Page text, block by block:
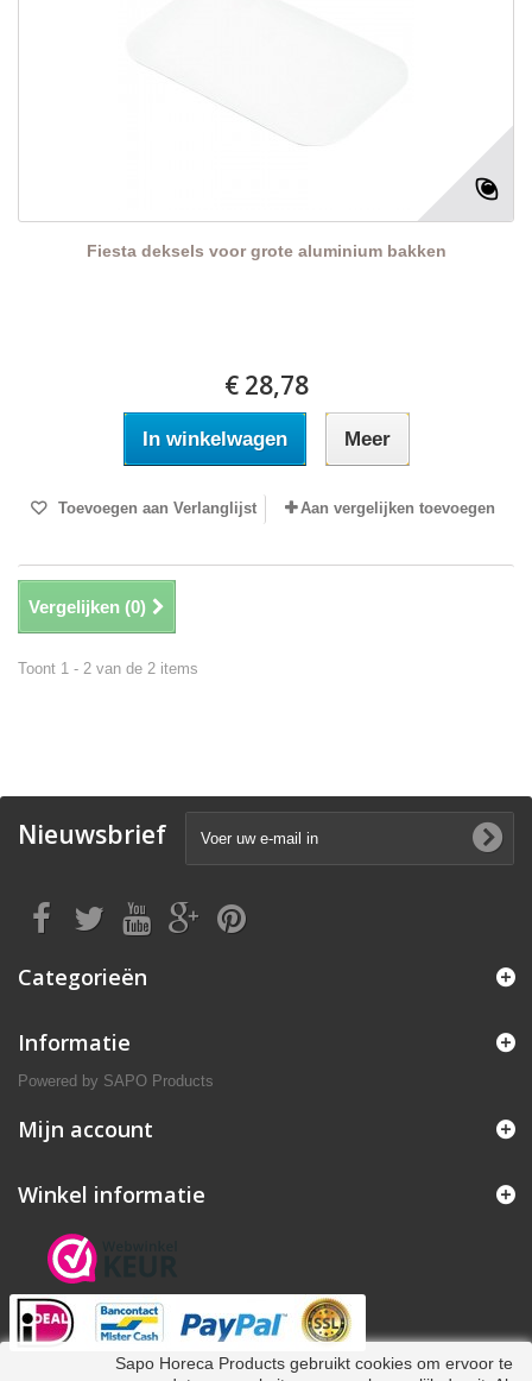
Fiesta deksels voor grote aluminium bakken
€ 28,78
In winkelwagen Meer
Toevoegen aan Verlanglijst Aan vergelijken toevoegen
Vergelijken (0)
Toont 1 - 2 van de 2 items
Nieuwsbrief
Categorieën
Informatie
Powered by SAPO Products
Mijn account
Winkel informatie
Sapo Horeca Products gebruikt cookies om ervoor te